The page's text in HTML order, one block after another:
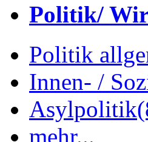
Politik/
Politik
Innen- /
Asylpolitik
mehr...